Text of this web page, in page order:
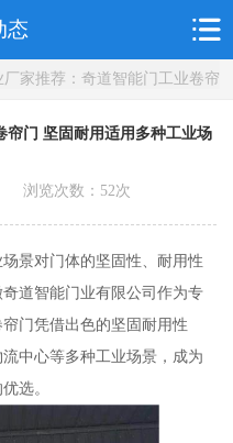
态
家推荐：奇道智能门工业卷帘
帘门 坚固耐用适用多种工业场
浏览次数： 52次
景对门体的坚固性、耐用性
道智能门业有限公司作为专
门凭借出色的坚固耐用性
中心等多种工业场景，成为
选。